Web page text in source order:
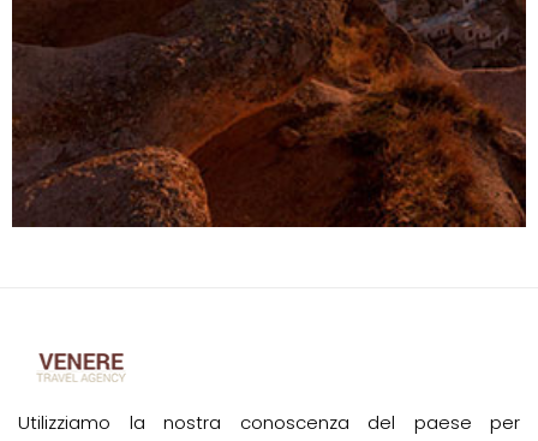
Utilizziamo la nostra conoscenza del paese per